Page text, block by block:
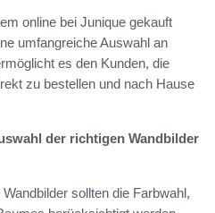
online bei Junique gekauft
umfangreiche Auswahl an
es den Kunden, die
zu bestellen und nach Hause
der richtigen Wandbilder
sollten die Farbwahl,